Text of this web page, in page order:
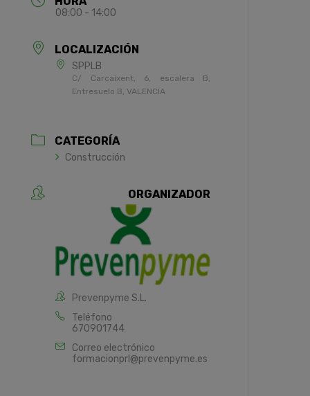
08:00 - 14:00
LOCALIZACIÓN
SPPLB
C/ Carcaixent, 6, escalera B,
Entresuelo B, VALENCIA
CATEGORÍA
Construcción
ORGANIZADOR
Prevenpyme S.L.
Teléfono
670901744
Correo electrónico
formacionprl@prevenpyme.es